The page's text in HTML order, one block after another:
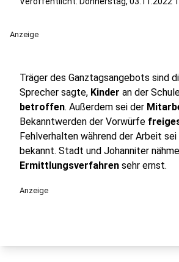
Anzeige
Träger des Ganztagsangebots sind
Sprecher sagte, Kinder an der
betroffen. Außerdem sei der
Bekanntwerden der Vorwürfe
Fehlverhalten während der Arbeit
bekannt. Stadt und Johanniter
Ermittlungsverfahren sehr ernst.
Anzeige